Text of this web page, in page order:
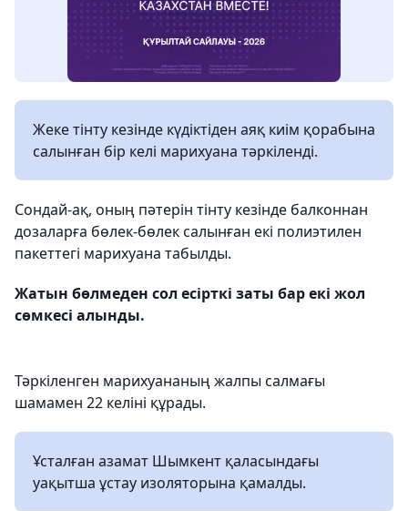
Жеке тінту кезінде күдіктіден аяқ киім қорабына
салынған бір келі марихуана тәркіленді.
Сондай-ақ, оның пәтерін тінту кезінде балконнан
дозаларға бөлек-бөлек салынған екі полиэтилен
пакеттегі марихуана табылды.
Жатын бөлмеден сол есірткі заты бар екі жол
сөмкесі алынды.
Тәркіленген марихуананың жалпы салмағы
шамамен 22 келіні құрады.
Ұсталған азамат Шымкент қаласындағы
уақытша ұстау изоляторына қамалды.